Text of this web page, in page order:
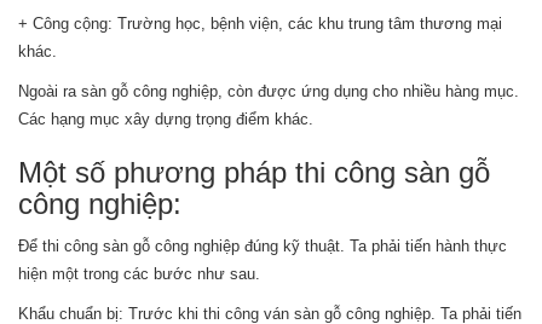
+ Công cộng: Trường học, bệnh viện, các khu trung tâm thương mại
khác.
Ngoài ra sàn gỗ công nghiệp, còn được ứng dụng cho nhiều hàng mục.
Các hạng mục xây dựng trọng điểm khác.
Một số phương pháp thi công sàn gỗ
công nghiệp:
Để thi công sàn gỗ công nghiệp đúng kỹ thuật. Ta phải tiến hành thực
hiện một trong các bước như sau.
Khẩu chuẩn bị: Trước khi thi công ván sàn gỗ công nghiệp. Ta phải tiến